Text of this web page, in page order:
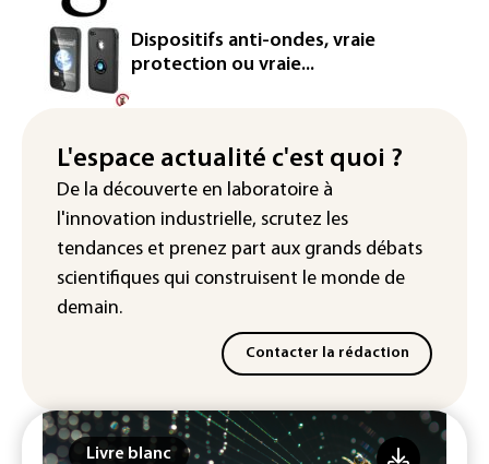
un secteur automobile à la peine
France : prison avec sursis et
"bannissement numérique" pour deux
streamers jugés pour des violences et
IA : Mythos 5 d'Anthropic crée de
fausses identités lors d'un test au
Royaume-Uni
Dispositifs anti-ondes, vraie
protection ou vraie...
L'espace actualité c'est quoi ?
De la découverte en laboratoire à
l'innovation industrielle, scrutez les
tendances et prenez part aux grands débats
scientifiques qui construisent le monde de
demain.
Contacter la rédaction
Livre blanc